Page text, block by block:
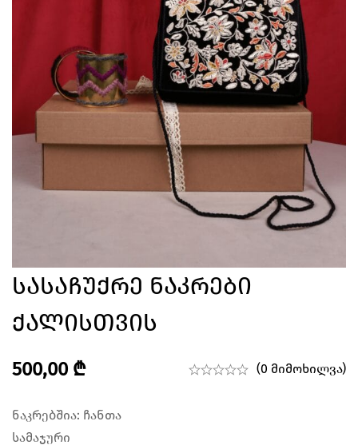
Სასაჩუქრე Ნაკრები
Ქალისთვის
500,00 ₾ (0 მიმოხილვა)
ნაკრებშია: ჩანთა
სამაჯური